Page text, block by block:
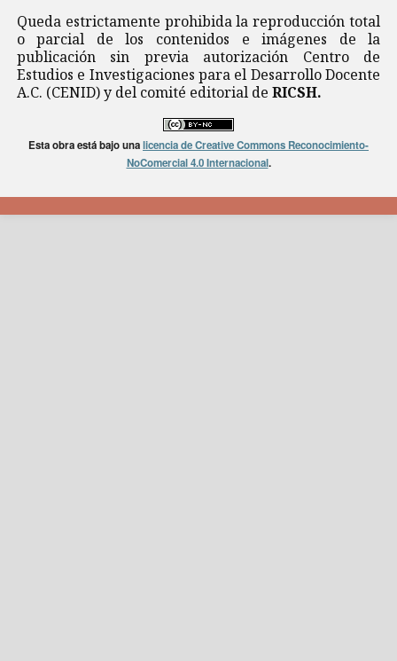
Queda estrictamente prohibida la reproducción total
o parcial de los contenidos e imágenes de la
publicación sin previa autorización Centro de
Estudios e Investigaciones para el Desarrollo Docente
A.C. (CENID) y del comité editorial de RICSH.
Esta obra está bajo unalicencia de Creative Commons Reconocimiento-
NoComercial 4.0 Internacional.